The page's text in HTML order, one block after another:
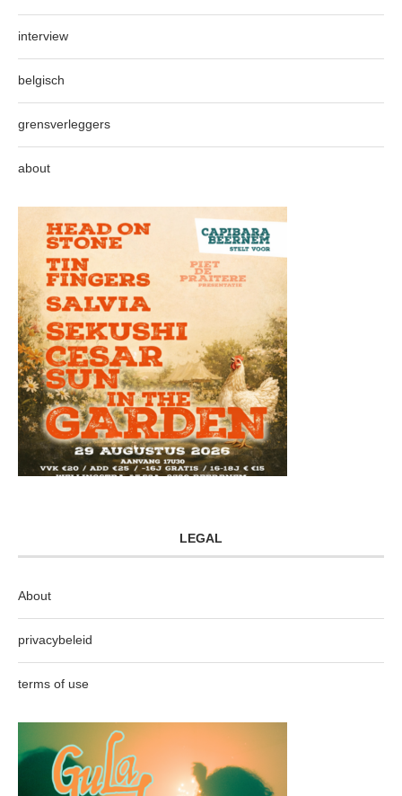
interview
belgisch
grensverleggers
about
LEGAL
About
privacybeleid
terms of use